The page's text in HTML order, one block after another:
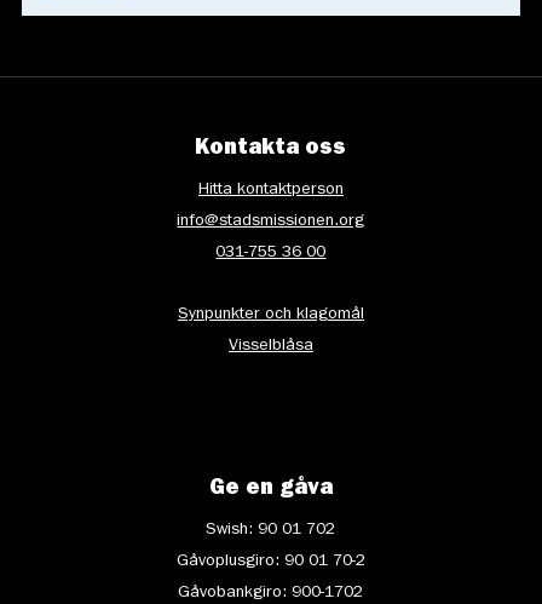
Kontakta oss
Hitta kontaktperson
info@stadsmissionen.org
031-755 36 00
Synpunkter och klagomål
Visselblåsa
Ge en gåva
Swish: 90 01 702
Gåvoplusgiro: 90 01 70-2
Gåvobankgiro: 900-1702